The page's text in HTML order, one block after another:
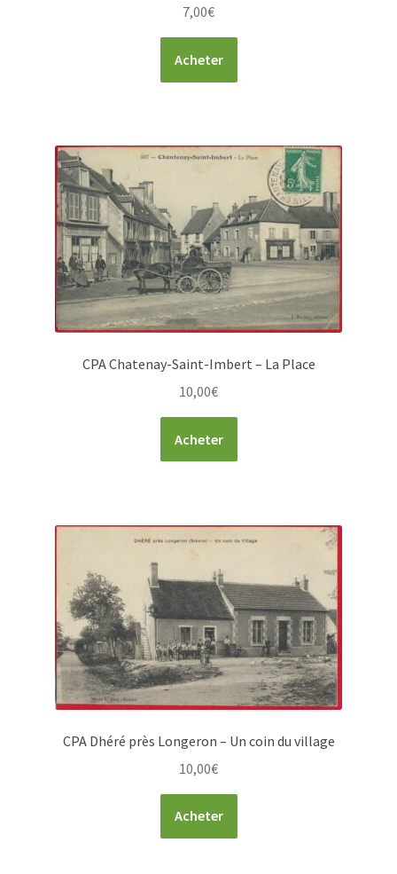
7,00€
Acheter
CPA Chatenay-Saint-Imbert – La Place
10,00€
Acheter
CPA Dhéré près Longeron – Un coin du village
10,00€
Acheter